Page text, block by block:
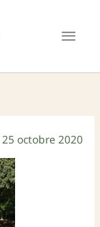
25 octobre 2020